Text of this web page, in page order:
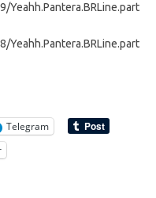
Telegram